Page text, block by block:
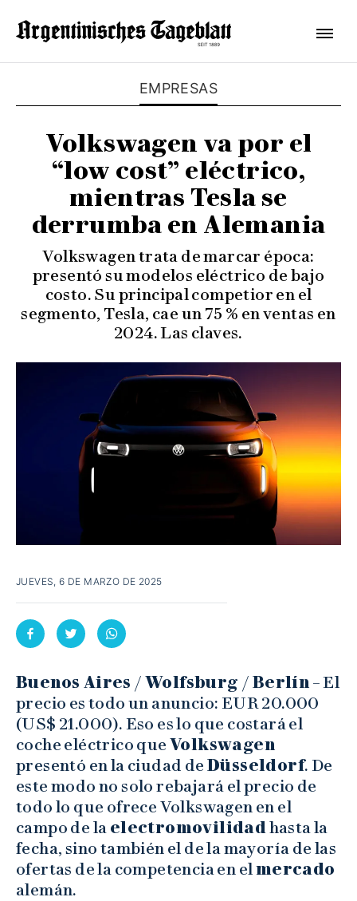
EMPRESAS
Volkswagen va por el
“low cost” eléctrico,
mientras Tesla se
derrumba en Alemania
Volkswagen trata de marcar época:
presentó su modelos eléctrico de bajo
costo. Su principal competior en el
segmento, Tesla, cae un 75 % en ventas en
2024. Las claves.
JUEVES, 6 DE MARZO DE 2025
Buenos Aires / Wolfsburg / Berlín – El
precio es todo un anuncio: EUR 20.000
(US$ 21.000). Eso es lo que costará el
coche eléctrico que Volkswagen
presentó en la ciudad de Düsseldorf. De
este modo no solo rebajará el precio de
todo lo que ofrece Volkswagen en el
campo de la electromovilidadhasta la
fecha, sino también el de la mayoría de las
ofertas de la competencia en elmercado
alemán.